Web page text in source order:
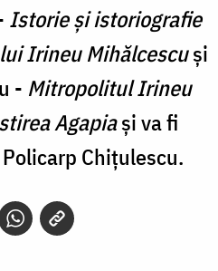
Istorie și istoriografie
Irineu Mihălcescuși
- Mitropolitul Irineu
Agapiași va fi
Chițulescu.